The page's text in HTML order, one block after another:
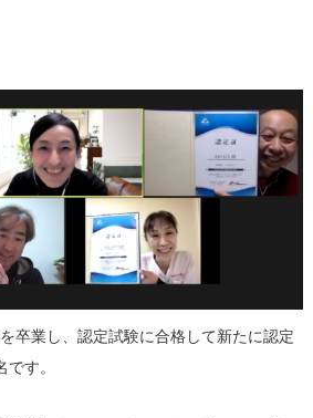
卒業し、認定試験に合格して新たに認定
す。